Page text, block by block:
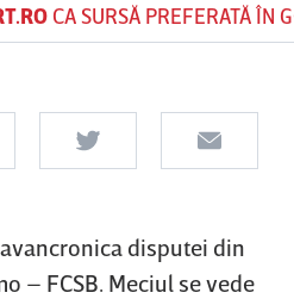
CA SURSĂ PREFERATĂ ÎN
disputei din
– FCSB. Meciul se vede